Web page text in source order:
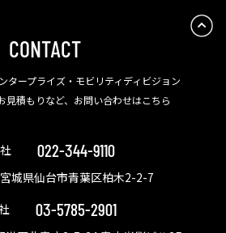
CONTACT
タープライズ・モビリティディビジョン
見積もりなど、お問い合わせはこちら
022-344-9110
城県仙台市青葉区柏木2-2-7
03-5785-2901